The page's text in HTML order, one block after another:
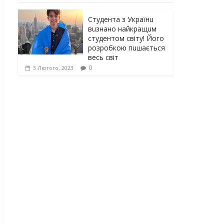
Студента з Українu
вuзнано найкращuм
студентом світу! Його
розробкою пuшається
весь світ
3 Лютого, 2023 0